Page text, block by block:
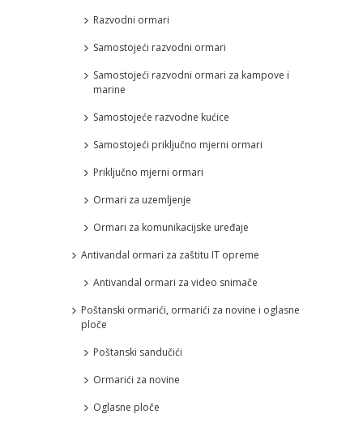
Razvodni ormari
Samostojeći razvodni ormari
Samostojeći razvodni ormari za kampove i
marine
Samostojeće razvodne kućice
Samostojeći priključno mjerni ormari
Priključno mjerni ormari
Ormari za uzemljenje
Ormari za komunikacijske uređaje
Antivandal ormari za zaštitu IT opreme
Antivandal ormari za video snimače
Poštanski ormarići, ormarići za novine i oglasne
ploče
Poštanski sandučići
Ormarići za novine
Oglasne ploče